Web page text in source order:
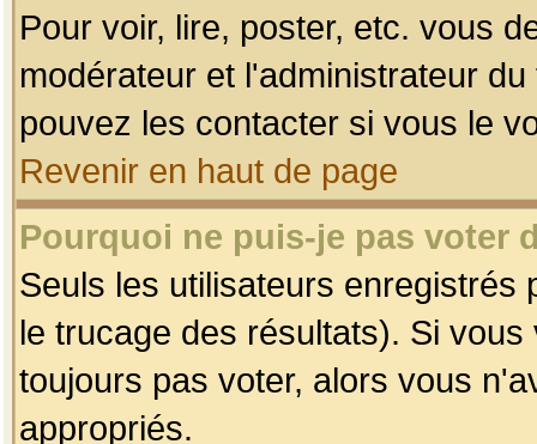
Pour voir, lire, poster, etc. vous
modérateur et l'administrateur
pouvez les contacter si vous le
Revenir en haut de page
Pourquoi ne puis-je pas voter
Seuls les utilisateurs enregistrés
le trucage des résultats). Si
toujours pas voter, alors vous
appropriés.